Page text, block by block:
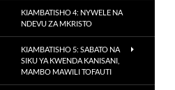
KIAMBATISHO 4: NYWELE NA
NDEVU ZA MKRISTO
KIAMBATISHO 5: SABATO NA
SIKU YA KWENDA KANISANI,
MAMBO MAWILI TOFAUTI